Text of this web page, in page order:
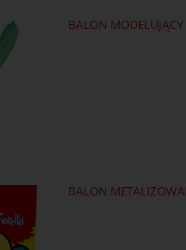
BALON
BALON